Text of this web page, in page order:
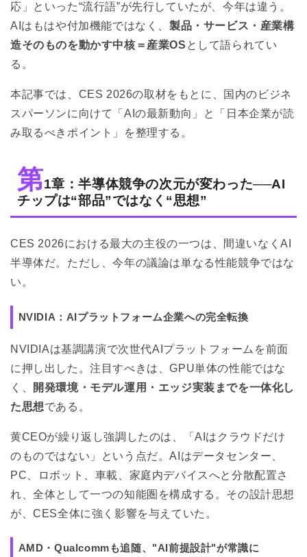
6 第5章：ヘルスケアとAI──測るから“予測する”へ
終章：CES 2026が示した本質──AIは“選択肢”ではな
く“前提”
応」といった“流行語”が先行していたが、今年は違う。
AIはもはや付加機能ではなく、 製品・サービス・産業構
造そのものを動かす中核＝産業OS として語られてい
る。
本記事では、CES 2026の取材をもとに、国内のビジネ
スパーソンに向けて「AIの最新動向」と「日本企業が読
み取るべきポイント」を整理する。
第1章：半導体競争の次元が変わった──AI
チップは“部品”ではなく“思想”
CES 2026における最大の主役の一つは、間違いなくAI
半導体だ。ただし、今年の議論は単なる性能競争ではな
い。
NVIDIA：AIプラットフォーム企業への完全転換
NVIDIAは基調講演で次世代AIプラットフォームを前面
に押し出した。注目すべきは、GPU単体の性能ではな
く、
開発環境・モデル運用・エッジ実装までを一体化し
た思想である。
黄CEOが繰り返し強調したのは、「AIはクラウドだけ
のものではない」という点だ。AIはデータセンター、
PC、ロボット、車載、家庭内デバイスへと分散配置さ
れ、全体として一つの知能圏を構成する。その設計思想
が、CES全体に強く影響を与えていた。
AMD・Qualcommも追随、"AI前提設計"が常識に